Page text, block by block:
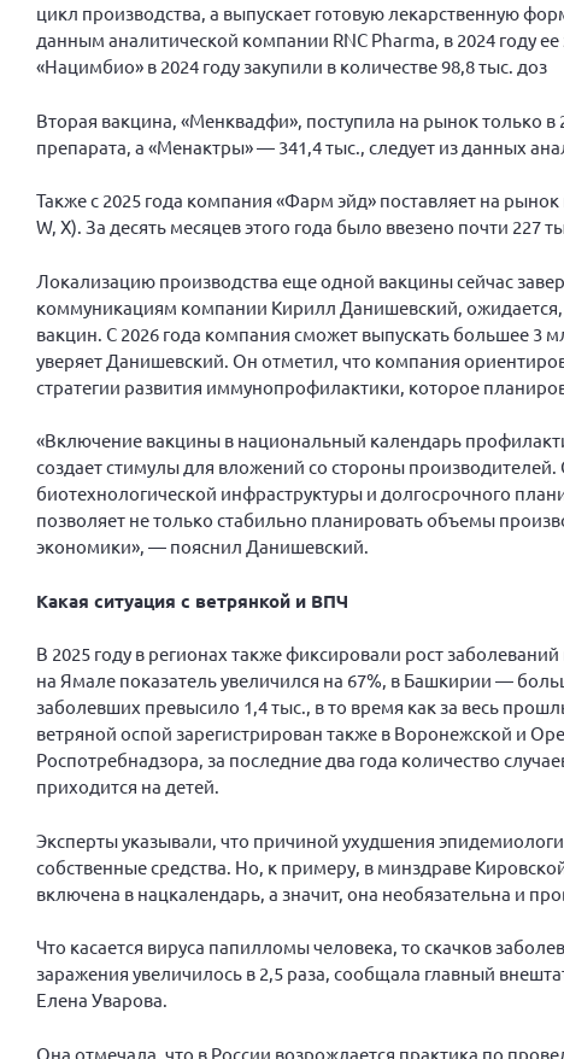
цикл производства, а выпускает готовую лекарственную
данным аналитической компании RNC Pharma, в 2024 году
«Нацимбио» в 2024 году закупили в количестве 98,8 тыс. доз
Вторая вакцина, «Менквадфи», поступила на рынок только в
препарата, а «Менактры» — 341,4 тыс., следует из данных
Также с 2025 года компания «Фарм эйд» поставляет на
W, X). За десять месяцев этого года было ввезено почти 227
Локализацию производства еще одной вакцины сейчас
коммуникациям компании Кирилл Данишевский,
вакцин. С 2026 года компания сможет выпускать большее 3
уверяет Данишевский. Он отметил, что компания
стратегии развития иммунопрофилактики, которое
«Включение вакцины в национальный календарь
создает стимулы для вложений со стороны
биотехнологической инфраструктуры и долгосрочного
позволяет не только стабильно планировать объемы
экономики», — пояснил Данишевский.
Какая ситуация с ветрянкой и ВПЧ
В 2025 году в регионах также фиксировали рост
на Ямале показатель увеличился на 67%, в Башкирии —
заболевших превысило 1,4 тыс., в то время как за весь
ветряной оспой зарегистрирован также в Воронежской и
Роспотребнадзора, за последние два года количество
приходится на детей.
Эксперты указывали, что причиной ухудшения
собственные средства. Но, к примеру, в минздраве
включена в нацкалендарь, а значит, она необязательна и
Что касается вируса папилломы человека, то скачков
заражения увеличилось в 2,5 раза, сообщала главный
Елена Уварова.
Она отмечала, что в России возрождается практика по